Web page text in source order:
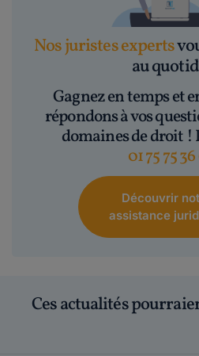
Nos juristes experts
au
Gagnez en temps et
répondons à vos
domaines de droit !
01 75 75
Découvrir
assistance
Ces actualités